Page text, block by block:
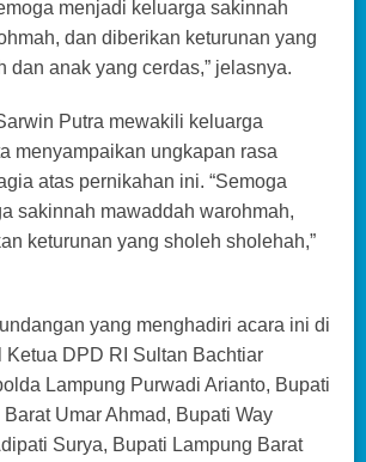
menjadi keluarga sakinnah
dan diberikan keturunan yang
dan anak yang cerdas,” jelasnya.
Putra mewakili keluarga
menyampaikan ungkapan rasa
atas pernikahan ini. “Semoga
sakinnah mawaddah warohmah,
keturunan yang sholeh sholehah,”
yang menghadiri acara ini di
Ketua DPD RI Sultan Bachtiar
Lampung Purwadi Arianto, Bupati
Umar Ahmad, Bupati Way
Surya, Bupati Lampung Barat